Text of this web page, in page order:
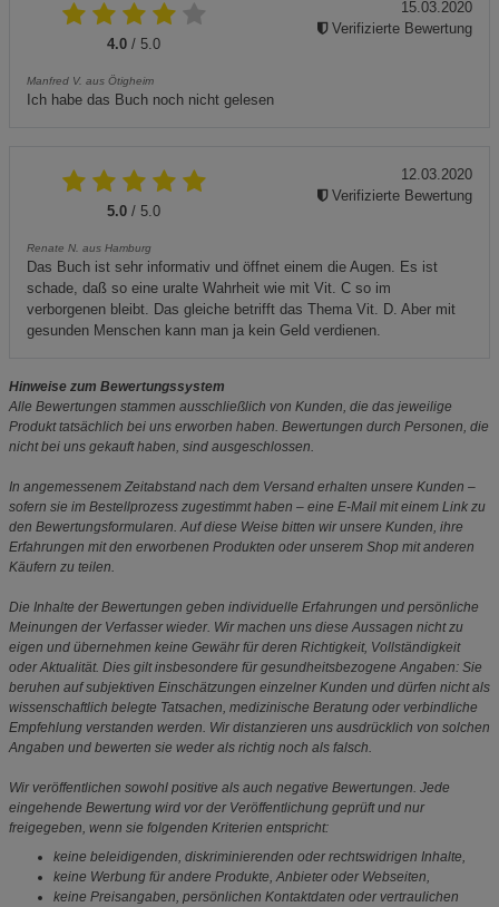
4.0 / 5.0
Manfred V. aus Ötigheim
Ich habe das Buch noch nicht gelesen
15.03.2020
Verifizierte Bewertung
5.0 / 5.0
Renate N. aus Hamburg
Das Buch ist sehr informativ und öffnet einem die Augen. Es ist
schade, daß so eine uralte Wahrheit wie mit Vit. C so im
verborgenen bleibt. Das gleiche betrifft das Thema Vit. D. Aber mit
gesunden Menschen kann man ja kein Geld verdienen.
12.03.2020
Verifizierte Bewertung
Hinweise zum Bewertungssystem
Alle Bewertungen stammen ausschließlich von Kunden, die das jeweilige
Produkt tatsächlich bei uns erworben haben. Bewertungen durch Personen, die
nicht bei uns gekauft haben, sind ausgeschlossen.
In angemessenem Zeitabstand nach dem Versand erhalten unsere Kunden –
sofern sie im Bestellprozess zugestimmt haben – eine E-Mail mit einem Link zu
den Bewertungsformularen. Auf diese Weise bitten wir unsere Kunden, ihre
Erfahrungen mit den erworbenen Produkten oder unserem Shop mit anderen
Käufern zu teilen.
Die Inhalte der Bewertungen geben individuelle Erfahrungen und persönliche
Meinungen der Verfasser wieder. Wir machen uns diese Aussagen nicht zu
eigen und übernehmen keine Gewähr für deren Richtigkeit, Vollständigkeit
oder Aktualität. Dies gilt insbesondere für gesundheitsbezogene Angaben: Sie
beruhen auf subjektiven Einschätzungen einzelner Kunden und dürfen nicht als
wissenschaftlich belegte Tatsachen, medizinische Beratung oder verbindliche
Empfehlung verstanden werden. Wir distanzieren uns ausdrücklich von solchen
Angaben und bewerten sie weder als richtig noch als falsch.
Wir veröffentlichen sowohl positive als auch negative Bewertungen. Jede
eingehende Bewertung wird vor der Veröffentlichung geprüft und nur
freigegeben, wenn sie folgenden Kriterien entspricht:
keine beleidigenden, diskriminierenden oder rechtswidrigen Inhalte,
keine Werbung für andere Produkte, Anbieter oder Webseiten,
keine Preisangaben, persönlichen Kontaktdaten oder vertraulichen